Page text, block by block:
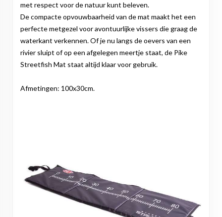
met respect voor de natuur kunt beleven.
De compacte opvouwbaarheid van de mat maakt het een
perfecte metgezel voor avontuurlijke vissers die graag de
waterkant verkennen. Of je nu langs de oevers van een
rivier sluipt of op een afgelegen meertje staat, de Pike
Streetfish Mat staat altijd klaar voor gebruik.
Afmetingen: 100x30cm.